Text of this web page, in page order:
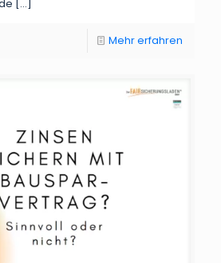
[…]
Mehr erfahren